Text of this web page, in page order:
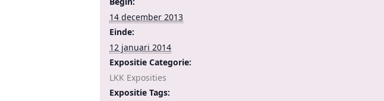
14 december 2013
Einde:
12 januari 2014
Expositie Categorie:
LKK Exposities
Expositie Tags: